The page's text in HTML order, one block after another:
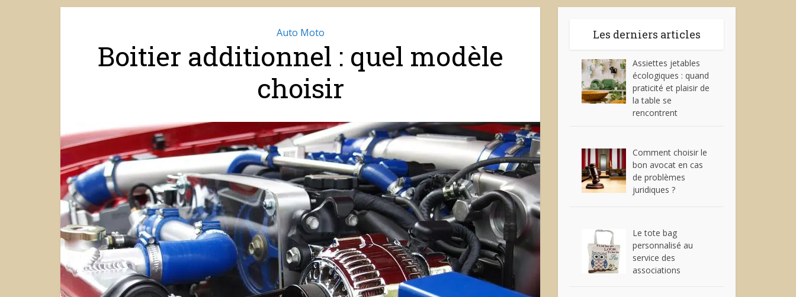
Auto Moto
Boitier additionnel : quel modèle
choisir
Les derniers articles
Assiettes jetables
écologiques : quand
praticité et plaisir de
la table se
rencontrent
Comment choisir le
bon avocat en cas
de problèmes
juridiques ?
Le tote bag
personnalisé au
service des
associations